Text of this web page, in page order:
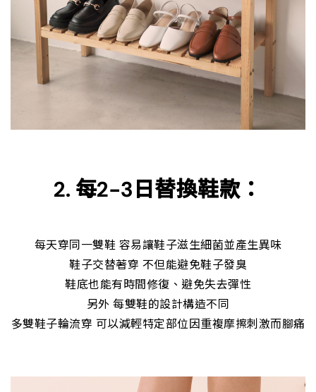
2. 每2-3日替換鞋款：
每天穿同一雙鞋 容易讓鞋子滋生細菌並產生異味
鞋子交替著穿 不但能避免鞋子發臭
鞋底也能有時間修復、避免失去彈性
另外 每雙鞋的設計構造不同
多雙鞋子輪流穿 可以減輕特定部位因重複摩擦刺激而腳痛